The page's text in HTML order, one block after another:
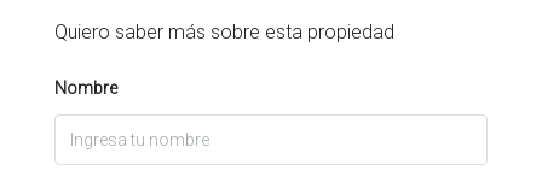
Quiero saber más sobre esta propiedad
Nombre